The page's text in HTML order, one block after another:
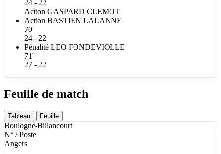
24 - 22
Action GASPARD CLEMOT
Action BASTIEN LALANNE
70'
24 - 22
Pénalité LEO FONDEVIOLLE
71'
27 - 22
Feuille de match
Tableau Feuille
Boulogne-Billancourt
N° / Poste
Angers